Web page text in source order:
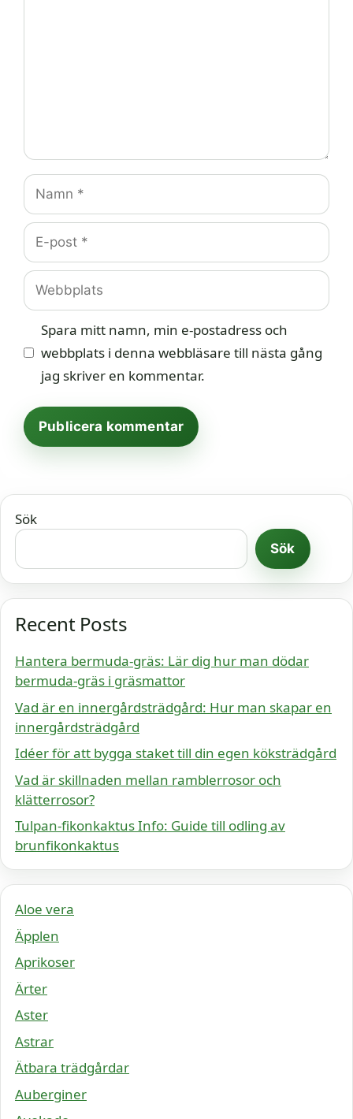
Namn
E-
post
Webbplats
Spara mitt namn, min e-postadress och
webbplats i denna webbläsare till nästa gång
jag skriver en kommentar.
Sök
Sök
Recent Posts
Hantera bermuda-gräs: Lär dig hur man dödar
bermuda-gräs i gräsmattor
Vad är en innergårdsträdgård: Hur man skapar en
innergårdsträdgård
Idéer för att bygga staket till din egen köksträdgård
Vad är skillnaden mellan ramblerrosor och
klätterrosor?
Tulpan-fikonkaktus Info: Guide till odling av
brunfikonkaktus
Aloe vera
Äpplen
Aprikoser
Ärter
Aster
Astrar
Ätbara trädgårdar
Auberginer